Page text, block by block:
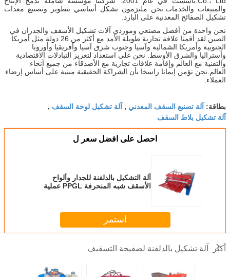
والمبيعات والخدمات.نحن ملتزمون بشكل أساسي بتطوير وتصنيع معدات
تشكيل الصفائح المعدنية على البارد.
نحن واحدة من أفضل مصنعي وموردي آلات تشكيل الأسقف والجدران في
الصين.لقد أقمنا علاقة تجارية طويلة الأمد مع أكثر من 26 دولة.مثل أمريكا
الجنوبية وأمريكا الشمالية وآسيا وجنوب شرق آسيا وأفريقيا وأوروبا
وأستراليا والشرق الأوسط. نحن على استعداد لتعزيز التبادلات الاقتصادية
والتقنية مع العالم وإقامة علاقات تجارية مع الأصدقاء من جميع أنحاء
العالم.نحن نؤمن إيمانا راسخا بأن الشراكة الحقيقية مبنية على أساس إرضاء
العملاء.
بطاقة: آلة تصنيع السقف المعدني , آلة تشكيل لوحة السقف ,
آلة تشكيل بلاط السقف
احصل على افضل سعر ل
آلة التشكيل بالدلفنة للجدار وألواح
الأسقف شبه المنحرفة PPGL عملية
استمر
أكثر آلة تشكيل بالدلفنة لصفيحة التسقيف